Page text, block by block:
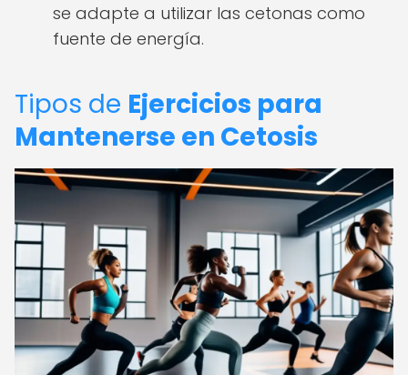
se adapte a utilizar las cetonas como
fuente de energía.
Tipos de Ejercicios para
Mantenerse en Cetosis